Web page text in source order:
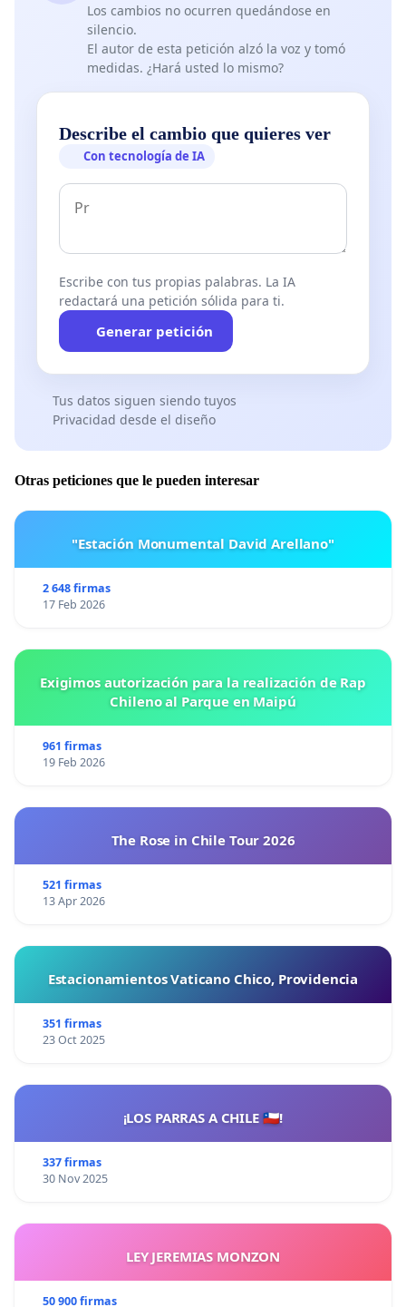
Los cambios no ocurren quedándose en
silencio.
El autor de esta petición alzó la voz y tomó
medidas. ¿Hará usted lo mismo?
Describe el cambio que quieres ver
Con tecnología de IA
Escribe con tus propias palabras. La IA
redactará una petición sólida para ti.
Generar petición
Tus datos siguen siendo tuyos
Privacidad desde el diseño
Otras peticiones que le pueden interesar
"Estación Monumental David Arellano"
2 648 firmas
17 Feb 2026
Exigimos autorización para la realización de Rap
Chileno al Parque en Maipú
961 firmas
19 Feb 2026
The Rose in Chile Tour 2026
521 firmas
13 Apr 2026
Estacionamientos Vaticano Chico, Providencia
351 firmas
23 Oct 2025
¡LOS PARRAS A CHILE 🇨🇱!
337 firmas
30 Nov 2025
LEY JEREMIAS MONZON
50 900 firmas